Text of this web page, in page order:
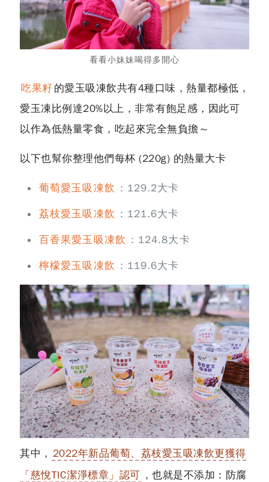
看看小妹妹喝得多開心
吃果籽的愛玉吸凍飲共有4種口味，熱量都極低，
愛玉凍比例達20%以上，非常有飽足感，因此可
以作為低熱量零食，吃起來完全無負擔～
以下也幫你整理他們每杯 (220g) 的熱量大卡
葡萄愛玉吸凍飲 ：129.2大卡
荔枝愛玉吸凍飲 ：121.6大卡
百香果愛玉吸凍飲 ：124.8大卡
檸檬愛玉吸凍飲 ：119.6大卡
其中， 2022年新品葡萄、荔枝愛玉吸凍飲更獲得
「慈悅TIC潔淨標章」認可 ，也就是不添加：防腐